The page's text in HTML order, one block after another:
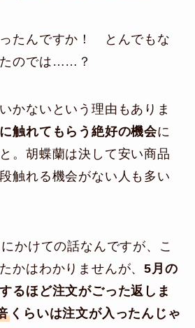
たんですか！ とんでもな
のでは……？
かないという理由もありま
触れてもらう絶好の機会に
。胡蝶蘭は決して安い商品
触れる機会がない人も多い
かけての話なんですが、こ
かはわかりませんが、5月の
るほど注文がごった返しま
くらいは注文が入ったんじゃ